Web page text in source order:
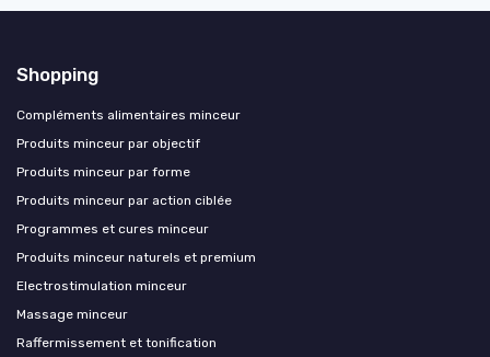
Shopping
Compléments alimentaires minceur
Produits minceur par objectif
Produits minceur par forme
Produits minceur par action ciblée
Programmes et cures minceur
Produits minceur naturels et premium
Electrostimulation minceur
Massage minceur
Raffermissement et tonification